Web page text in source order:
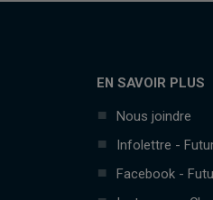
EN SAVOIR PLUS
Nous joindre
Infolettre -
Facebook -